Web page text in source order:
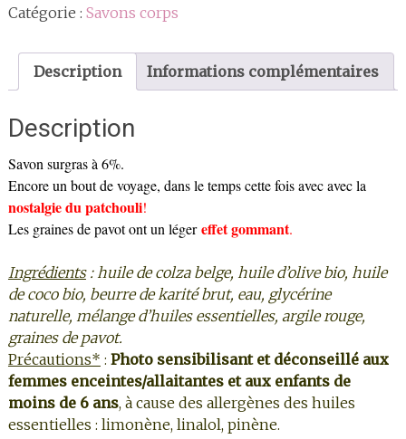
"Senteurs
au
patchouli,
les
nostalgiques
Catégorie : Savons corps
Description Informations complémentaires
Description
Savon surgras à 6%.
Encore un bout de voyage, dans le temps cette fois avec avec la
nostalgie du patchouli!
Les graines de pavot ont un légereffet gommant.
Ingrédients:huile de colza belge, huile d’olive bio, huile
de coco bio, beurre de karité brut, eau, glycérine
naturelle, mélange d’huiles essentielles, argile rouge,
graines de pavot.
Précautions* : Photo sensibilisant et déconseillé aux
femmes enceintes/allaitantes et aux enfants de
moins de 6 ans, à cause des allergènes des huiles
essentielles : limonène, linalol, pinène.